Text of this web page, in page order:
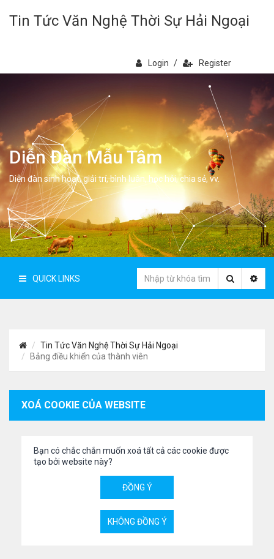
Tin Tức Văn Nghệ Thời Sự Hải Ngoại
Login / Register
Diễn Đàn Mẫu Tâm
Diễn đàn sinh hoạt, giải trí, bình luân, học hỏi, chia sẻ, vv.
QUICK LINKS
Tin Tức Văn Nghệ Thời Sự Hải Ngoại
Bảng điều khiển của thành viên
XOÁ COOKIE CỦA WEBSITE
Bạn có chắc chắn muốn xoá tất cả các cookie được
tạo bởi website này?